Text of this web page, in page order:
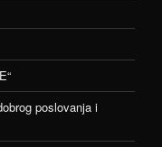
poslovanja i